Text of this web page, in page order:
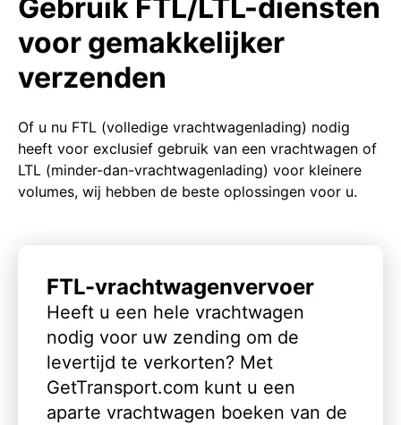
Gebruik FTL/LTL-diensten
voor gemakkelijker
verzenden
Of u nu FTL (volledige vrachtwagenlading) nodig
heeft voor exclusief gebruik van een vrachtwagen of
LTL (minder-dan-vrachtwagenlading) voor kleinere
volumes, wij hebben de beste oplossingen voor u.
FTL-vrachtwagenvervoer
Heeft u een hele vrachtwagen
nodig voor uw zending om de
levertijd te verkorten? Met
GetTransport.com kunt u een
aparte vrachtwagen boeken van de